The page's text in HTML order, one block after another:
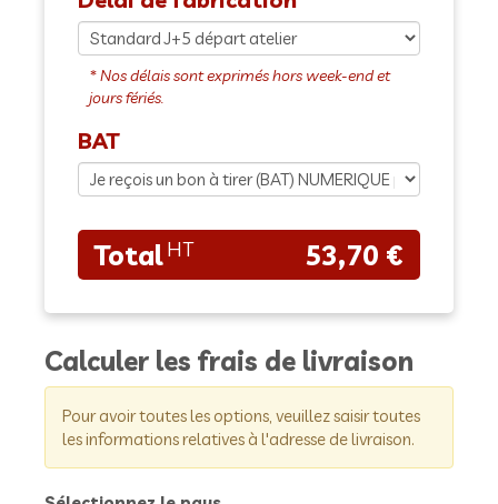
BAT
53,70 €
Calculer les frais de livraison
Pour avoir toutes les options, veuillez saisir toutes
les informations relatives à l'adresse de livraison.